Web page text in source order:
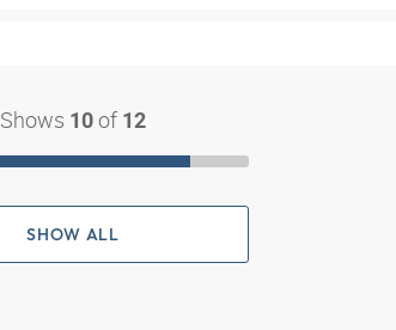
Shows 10 of 12
SHOW ALL